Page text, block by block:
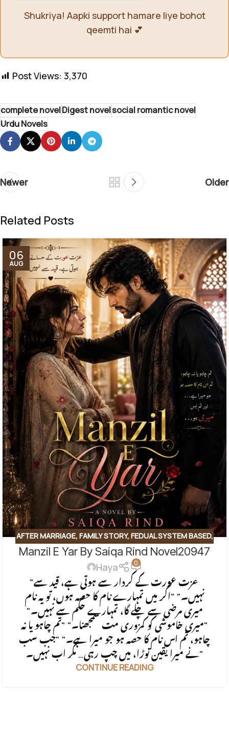
Shukriya! Aapki support hamare liye bohot
qeemti hai 💕
Post Views: 3,370
complete novelDigest novelsocial romantic novel
Urdu Novels
Newer Older
Related Posts
06
AUG
AFTER MARRIAGE, FAMILY STORY, FEDUAL SYSTEM BASED,
FORCED MARRIAGE BASED,REVENGE BASED NOVELS ,
ROMANTIC URDU NOVEL,RUDE HERO BASED
Manzil E Yar By Saiqa Rind Novel20947
Haya 0
"عزت عورت کے کردار سے ہوتی ہے، قید سے
نہیں۔" "اگر میں تمہارے نام کا حصہ ہوں، تو یہ نام
میری مرضی سے چلے گا، تمہارے حکم سے نہیں۔"
"میری خاموشی کو کمزوری مت سمجھنا۔" "تم چاہو یا نہ
چاہو، تم اس نام کا حصہ ہو جو میرا ہے۔" "جب سب
نے میرا یقین توڑا، میں چپ رہی… مگر اب نہیں۔"
CONTINUE READING